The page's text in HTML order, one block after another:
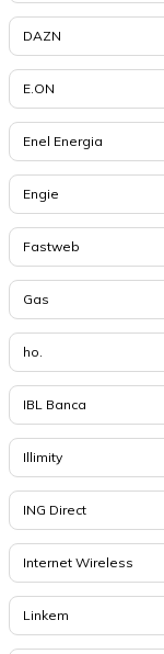
DAZN
E.ON
Enel Energia
Engie
Fastweb
Gas
ho.
IBL Banca
Illimity
ING Direct
Internet Wireless
Linkem